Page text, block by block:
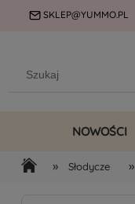
SKLEP@YUMMO.PL
NOWOŚCI
» Słodycze »